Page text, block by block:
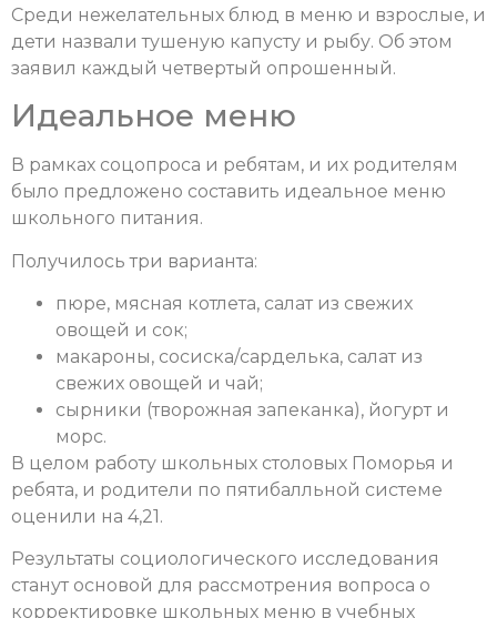
Среди нежелательных блюд в меню и взрослые, и
дети назвали тушеную капусту и рыбу. Об этом
заявил каждый четвертый опрошенный.
Идеальное меню
В рамках соцопроса и ребятам, и их родителям
было предложено составить идеальное меню
школьного питания.
Получилось три варианта:
пюре, мясная котлета, салат из свежих
овощей и сок;
макароны, сосиска/сарделька, салат из
свежих овощей и чай;
сырники (творожная запеканка), йогурт и
морс.
В целом работу школьных столовых Поморья и
ребята, и родители по пятибалльной системе
оценили на 4,21.
Результаты социологического исследования
станут основой для рассмотрения вопроса о
корректировке школьных меню в учебных